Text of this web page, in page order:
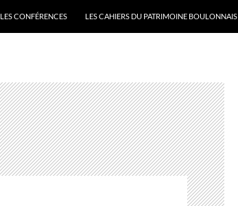
LES CONFÉRENCES LES CAHIERS DU PATRIMOINE BOULONNAIS